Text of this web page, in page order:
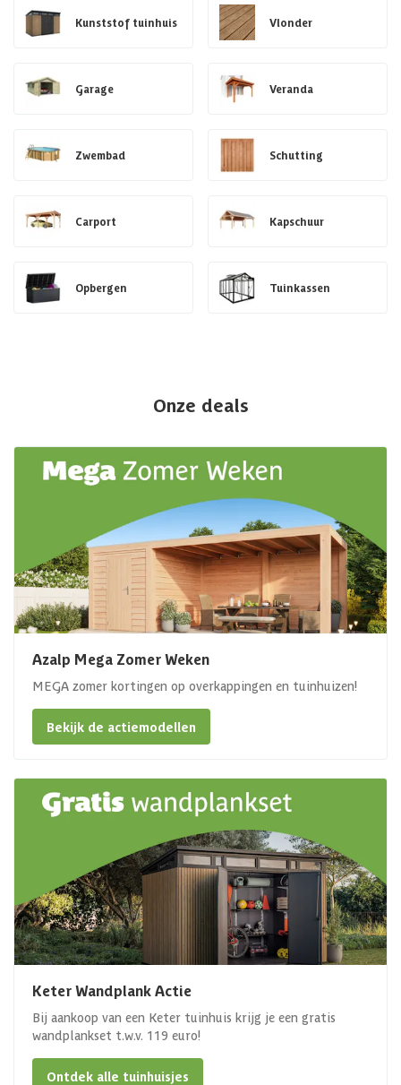
Kunststof tuinhuis Vlonder
Garage Veranda
Zwembad Schutting
Carport Kapschuur
Opbergen Tuinkassen
Onze deals
Azalp Mega Zomer Weken
MEGA zomer kortingen op overkappingen en tuinhuizen!
Bekijk de actiemodellen
Keter Wandplank Actie
Bij aankoop van een Keter tuinhuis krijg je een gratis
wandplankset t.w.v. 119 euro!
Ontdek alle tuinhuisjes